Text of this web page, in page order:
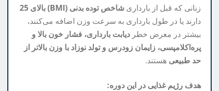
زنانی که قبل از بارداری شاخص توده بدنی (BMI) بالای 25
دارند یا در طول بارداری به سرعت وزن اضافه می‌کنند،
بیشتر در معرض خطر دیابت بارداری، فشار خون بالا و
پره‌اکلامپسی، زایمان زودرس و تولد نوزاد با وزن بالاتر از
حد طبیعی هستند.
هدف رژیم غذایی در این دوره: